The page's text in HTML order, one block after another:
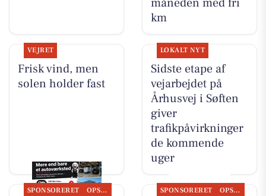
km
VEJRET
Frisk vind, men
solen holder fast
LOKALT NYT
Sidste etape af
vejarbejdet på
Århusvej i Søften
giver
trafikpåvirkninger
de kommende
uger
SPONSORERET OPSLAGSTAVLEN SPONSORERET OPSLAGSTAVLEN